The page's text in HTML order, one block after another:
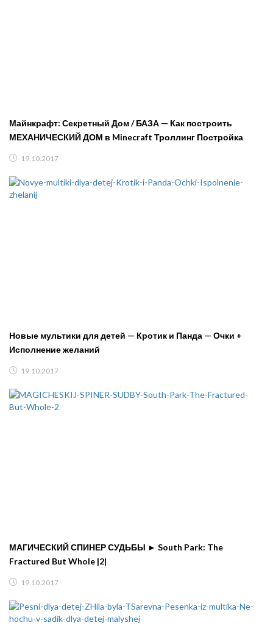
Майнкрафт: Секретный Дом / БАЗА — Как построить
МЕХАНИЧЕСКИЙ ДОМ в Minecraft Троллинг Постройка
19.10.2017
Новые мультики для детей — Кротик и Панда — Очки +
Исполнение желаний
19.10.2017
МАГИЧЕСКИЙ СПИНЕР СУДЬБЫ ► South Park: The
Fractured But Whole |2|
19.10.2017